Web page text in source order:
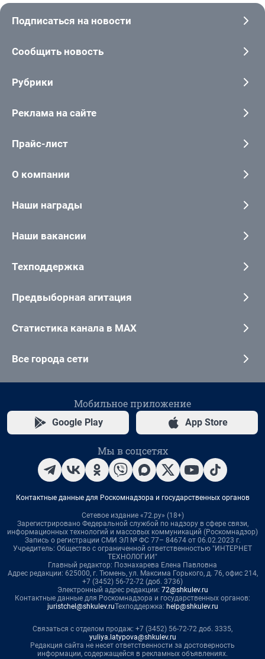
Подписаться на новости
Сообщить новость
Рубрики
Реклама на сайте
Прайс-лист
О компании
Наши награды
Наши вакансии
Техподдержка
Предвыборная агитация
Статистика канала в MAX
Все города сети
Мобильное приложение
Google Play App Store
Мы в соцсетях
Контактные данные для Роскомнадзора и государственных органов
Сетевое издание «72.ру» (18+)
Зарегистрировано Федеральной службой по надзору в сфере связи,
информационных технологий и массовых коммуникаций (Роскомнадзор)
Запись о регистрации СМИ ЭЛ № ФС 77– 84674 от 06.02.2023 г.
Учредитель: Общество с ограниченной ответственностью "ИНТЕРНЕТ
ТЕХНОЛОГИИ"
Главный редактор: Познахарева Елена Павловна
Адрес редакции: 625000, г. Тюмень, ул. Максима Горького, д. 76, офис 214,
+7 (3452) 56-72-72 (доб. 3736)
Электронный адрес редакции: 72@shkulev.ru
Контактные данные для Роскомнадзора и государственных органов:
juristchel@shkulev.ruТехподдержка: help@shkulev.ru
Связаться с отделом продаж: +7 (3452) 56-72-72 доб. 3335,
yuliya.latypova@shkulev.ru
Редакция сайта не несет ответственности за достоверность
информации, содержащейся в рекламных объявлениях.